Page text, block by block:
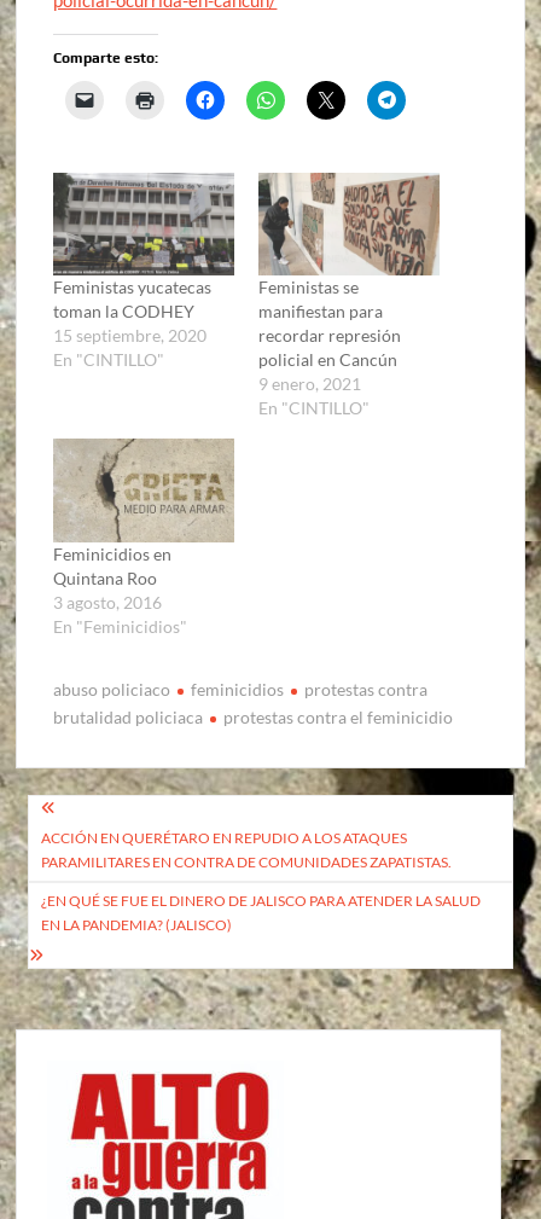
Comparte esto:
Feministas yucatecas
toman la CODHEY
15 septiembre, 2020
En "CINTILLO"
Feministas se
manifiestan para
recordar represión
policial en Cancún
9 enero, 2021
En "CINTILLO"
Feminicidios en
Quintana Roo
3 agosto, 2016
En "Feminicidios"
abuso policiaco feminicidios
protestas contra
brutalidad policiaca
protestas contra el feminicidio
Navegación
de
entradas
ACCIÓN EN QUERÉTARO EN REPUDIO A LOS ATAQUES
PARAMILITARES EN CONTRA DE COMUNIDADES ZAPATISTAS.
¿EN QUÉ SE FUE EL DINERO DE JALISCO PARA ATENDER LA SALUD
EN LA PANDEMIA? (JALISCO)